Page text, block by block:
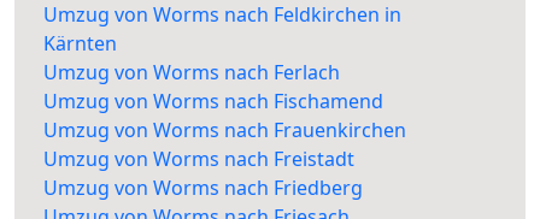
Umzug von Worms nach Feldkirchen in
Kärnten
Umzug von Worms nach Ferlach
Umzug von Worms nach Fischamend
Umzug von Worms nach Frauenkirchen
Umzug von Worms nach Freistadt
Umzug von Worms nach Friedberg